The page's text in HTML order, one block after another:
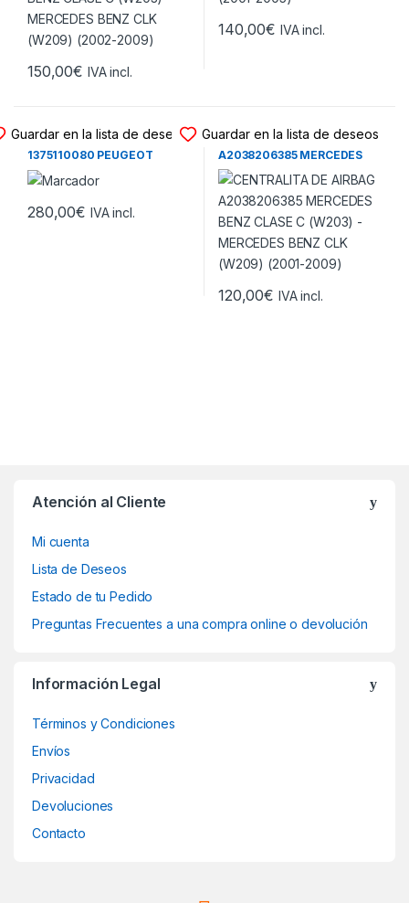
150,00€ IVA incl.
140,00€ IVA incl.
Guardar en la lista de deseos
CENTRALITA DE AIRBAG
1375110080 PEUGEOT
BOXER II – CITROEN JUMPER
II – FIAT DUCATO II (2006-
280,00€ IVA incl.
Guardar en la lista de deseos
CENTRALITA DE AIRBAG
A2038206385 MERCEDES
BENZ CLASE C (W203) –
MERCEDES BENZ CLK
(W209) (2001-2009)
120,00€ IVA incl.
Atención al Cliente
Mi cuenta
Lista de Deseos
Estado de tu Pedido
Preguntas Frecuentes a una compra online o devolución
Información Legal
Términos y Condiciones
Envíos
Privacidad
Devoluciones
Contacto